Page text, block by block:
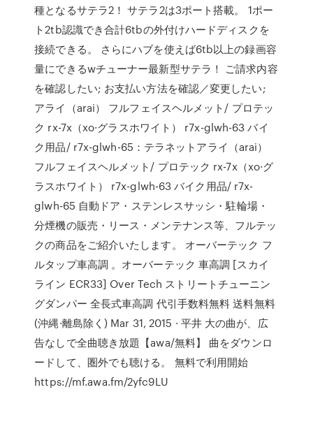
種となるサテラ2！ サテラ2は3ポート搭載。 1ポー
ト2tb認識でき合計6tbの外付けハードディスクを
接続できる。 さらにハブを使えば6tb以上の録画容
量にできるwチューナー最新型サテラ！ ご請求内容
を確認したい; お支払い方法を確認／変更したい;
アライ（arai） フルフェイスヘルメット/ プロテッ
ク rx-7x（xo·グラスホワイト） r7x-glwh-63 バイ
ク用品/ r7x-glwh-65：テラネットアライ（arai）
フルフェイスヘルメット/ プロテック rx-7x（xo·グ
ラスホワイト） r7x-glwh-63 バイク用品/ r7x-
glwh-65 自動ドア・ステンレスサッシ・駐輪場・
分煙機の販売・リース・メンテナンス等、フルテッ
クの商品をご紹介いたします。 オーバーテック フ
ルタップ車高調 。オーバーテック 車高調 [スカイ
ライン ECR33] Over Tech ストリートチューニン
グダンパー 全長式車高調 代引手数料無料 送料無料
(沖縄·離島除く) Mar 31, 2015 · 平井 大の曲が、広
告なしで全曲聴き放題【awa/無料】 曲をダウンロ
ードして、圏外でも聴ける。 無料で利用開始
https://mf.awa.fm/2yfc9LU